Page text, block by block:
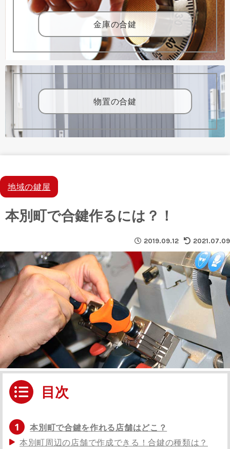
金庫の合鍵
物置の合鍵
地域の鍵屋
本別町で合鍵作るには？！
2019.09.12 2021.07.09
目次
1
本別町で合鍵を作れる店舗はどこ？
本別町周辺の店舗で作成できる！合鍵の種類は？